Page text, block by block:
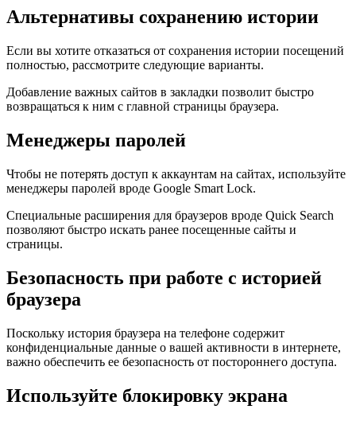
Альтернативы сохранению истории
Если вы хотите отказаться от сохранения истории посещений
полностью, рассмотрите следующие варианты.
Добавление важных сайтов в закладки позволит быстро
возвращаться к ним с главной страницы браузера.
Менеджеры паролей
Чтобы не потерять доступ к аккаунтам на сайтах, используйте
менеджеры паролей вроде Google Smart Lock.
Специальные расширения для браузеров вроде Quick Search
позволяют быстро искать ранее посещенные сайты и
страницы.
Безопасность при работе с историей
браузера
Поскольку история браузера на телефоне содержит
конфиденциальные данные о вашей активности в интернете,
важно обеспечить ее безопасность от постороннего доступа.
Используйте блокировку экрана